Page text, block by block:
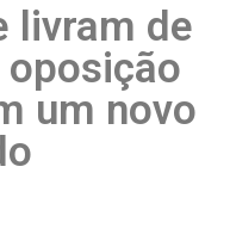
livram de
um novo